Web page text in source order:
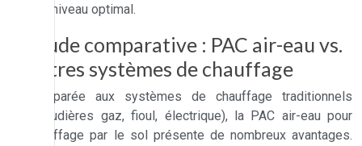
son niveau optimal.
Etude comparative : PAC air-eau vs.
autres systèmes de chauffage
Comparée aux systèmes de chauffage traditionnels
(chaudières gaz, fioul, électrique), la PAC air-eau pour
chauffage par le sol présente de nombreux avantages.